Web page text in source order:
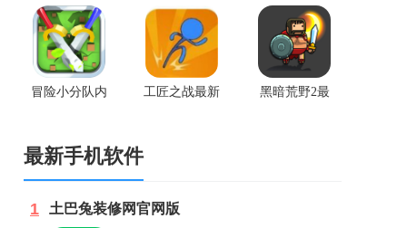
冒险小分队内 工匠之战最新 黑暗荒野2最
最新手机软件
1 土巴兔装修网官网版